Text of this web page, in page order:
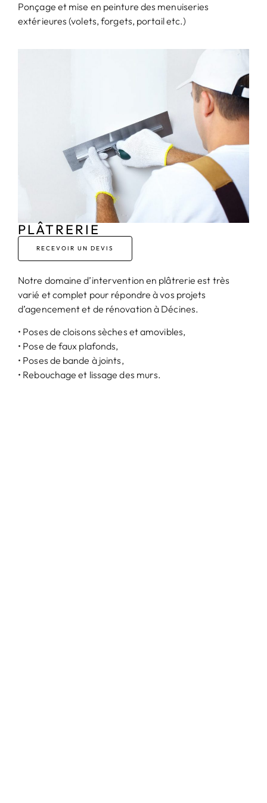
Ponçage et mise en peinture des menuiseries
extérieures (volets, forgets, portail etc.)
PLÂTRERIE
RECEVOIR UN DEVIS
Notre domaine d’intervention en plâtrerie est très
varié et complet pour répondre à vos projets
d’agencement et de rénovation à Décines.
• Poses de cloisons sèches et amovibles,
• Pose de faux plafonds,
• Poses de bande à joints,
• Rebouchage et lissage des murs.